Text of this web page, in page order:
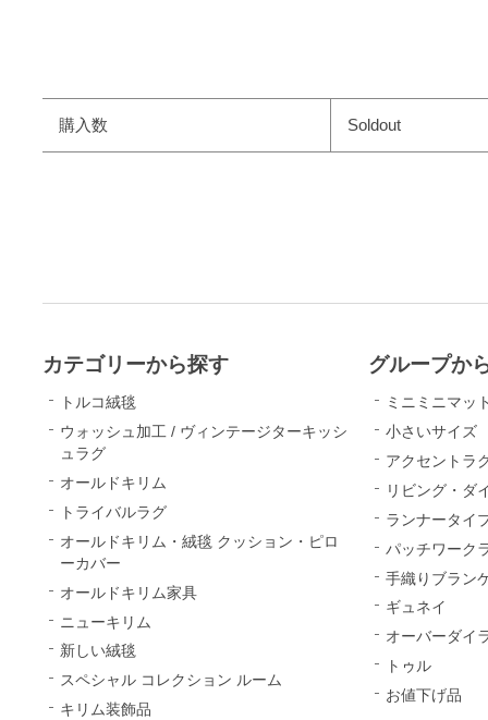
購入数 Soldout
カテゴリーから探す
トルコ絨毯
ウォッシュ加工 / ヴィンテージターキッシ
ュラグ
オールドキリム
トライバルラグ
オールドキリム・絨毯 クッション・ピロ
ーカバー
オールドキリム家具
ニューキリム
新しい絨毯
スペシャル コレクション ルーム
キリム装飾品
グループか
ミニミニマッ
小さいサイズ
アクセントラ
リビング・ダ
ランナータイ
パッチワーク
手織りブラン
ギュネイ
オーバーダイ
トゥル
お値下げ品